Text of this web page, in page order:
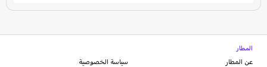
المطار
عن المطار سياسة الخصوصية